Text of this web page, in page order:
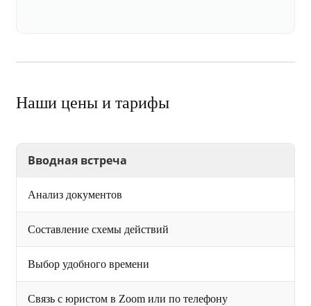
Наши цены и тарифы
Вводная встреча
Анализ документов
Составление схемы действий
Выбор удобного времени
Связь с юристом в Zoom или по телефону